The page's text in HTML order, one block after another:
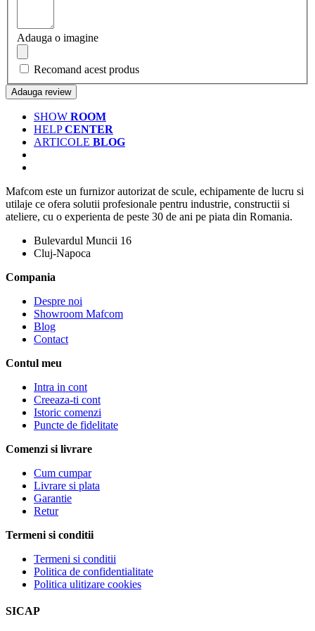
Adauga o imagine
Recomand acest produs
Adauga review
SHOW ROOM
HELP CENTER
ARTICOLE BLOG
Mafcom este un furnizor autorizat de scule, echipamente de lucru si
utilaje ce ofera solutii profesionale pentru industrie, constructii si
ateliere, cu o experienta de peste 30 de ani pe piata din Romania.
Bulevardul Muncii 16
Cluj-Napoca
Compania
Despre noi
Showroom Mafcom
Blog
Contact
Contul meu
Intra in cont
Creeaza-ti cont
Istoric comenzi
Puncte de fidelitate
Comenzi si livrare
Cum cumpar
Livrare si plata
Garantie
Retur
Termeni si conditii
Termeni si conditii
Politica de confidentialitate
Politica ulitizare cookies
SICAP